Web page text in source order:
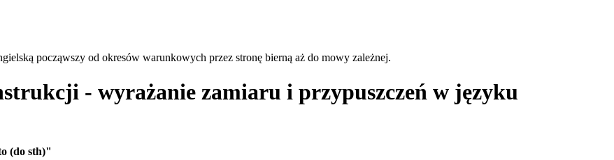
począwszy od okresów warunkowych przez stronę bierną aż do mowy zależnej.
- wyrażanie zamiaru i przypuszczeń w języku
(do sth)"